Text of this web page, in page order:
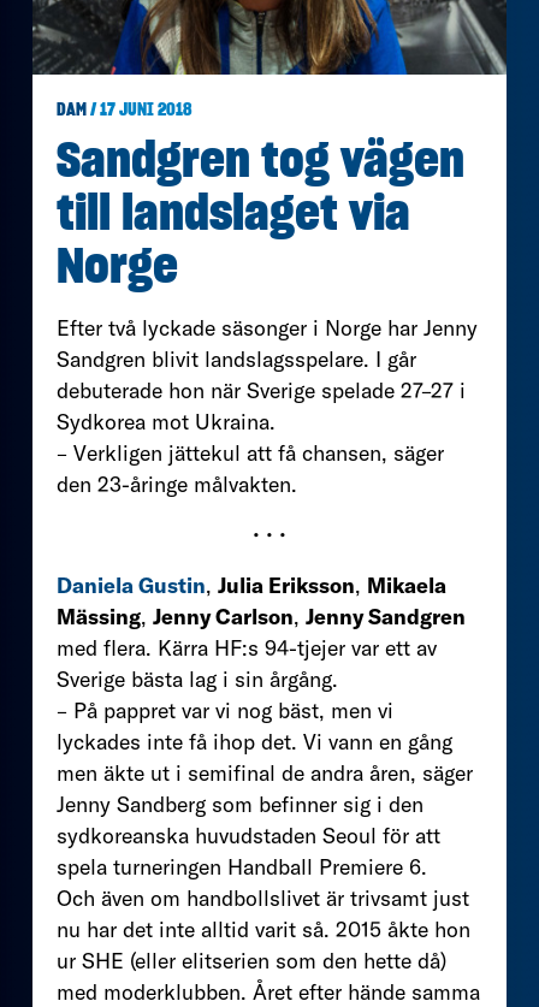
DAM / 17 JUNI 2018
Sandgren tog vägen
till landslaget via
Norge
Efter två lyckade säsonger i Norge har Jenny
Sandgren blivit landslagsspelare. I går
debuterade hon när Sverige spelade 27–27 i
Sydkorea mot Ukraina.
– Verkligen jättekul att få chansen, säger
den 23-åringe målvakten.
• • •
Daniela Gustin, Julia Eriksson, Mikaela
Mässing, Jenny Carlson, Jenny Sandgren
med flera. Kärra HF:s 94-tjejer var ett av
Sverige bästa lag i sin årgång.
– På pappret var vi nog bäst, men vi
lyckades inte få ihop det. Vi vann en gång
men äkte ut i semifinal de andra åren, säger
Jenny Sandberg som befinner sig i den
sydkoreanska huvudstaden Seoul för att
spela turneringen Handball Premiere 6.
Och även om handbollslivet är trivsamt just
nu har det inte alltid varit så. 2015 åkte hon
ur SHE (eller elitserien som den hette då)
med moderklubben. Året efter hände samma